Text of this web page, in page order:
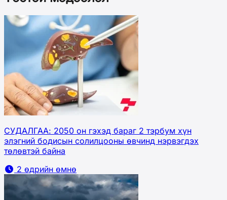
СУДАЛГАА: 2050 он гэхэд бараг 2 тэрбум хүн
элэгний бодисын солилцооны өвчинд нэрвэгдэх
төлөвтэй байна
2 өдрийн өмнө